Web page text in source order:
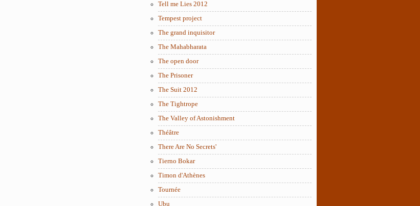
Tell me Lies 2012
Tempest project
The grand inquisitor
The Mahabharata
The open door
The Prisoner
The Suit 2012
The Tightrope
The Valley of Astonishment
Théâtre
There Are No Secrets'
Tierno Bokar
Timon d'Athènes
Tournée
Ubu